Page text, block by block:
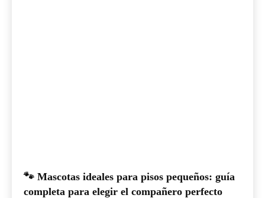
🐾 Mascotas ideales para pisos pequeños: guía
completa para elegir el compañero perfecto